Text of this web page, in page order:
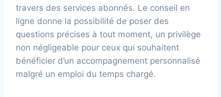
travers des services abonnés. Le conseil en
ligne donne la possibilité de poser des
questions précises à tout moment, un privilège
non négligeable pour ceux qui souhaitent
bénéficier d’un accompagnement personnalisé
malgré un emploi du temps chargé.